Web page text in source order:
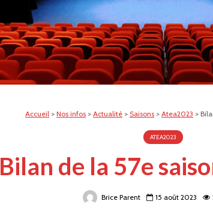
Accueil > Nos infos > Actualité > Saisons > Atea2023 >
ATEA2023
Bilan de la 57e
Brice Parent 15 août 2023